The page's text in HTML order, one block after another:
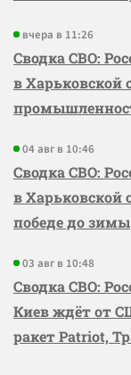
вчера в 11:26
Сводка СВО:
в Харьковской
04 авг в 10:46
Сводка СВО:
в Харьковской
победе до зимы
03 авг в 10:48
Сводка СВО:
Киев ждёт от
ракет Patriot,